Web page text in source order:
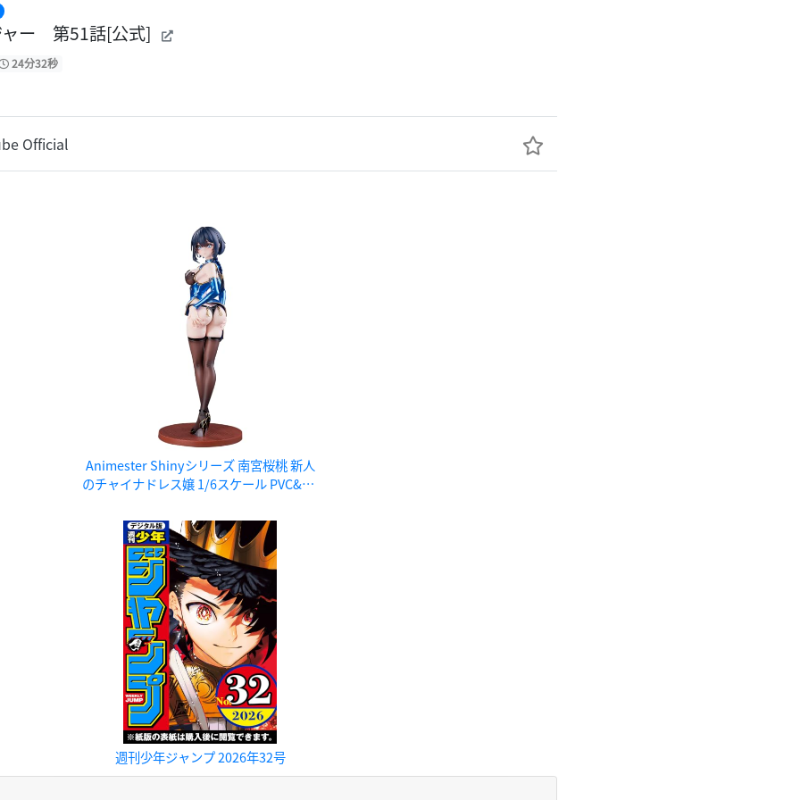
ャー 第51話[公式]
24分32秒
Official
Animester Shinyシリーズ 南宮桜桃 新人
のチャイナドレス嬢 1/6スケール PVC&AB
週刊少年ジャンプ 2026年32号